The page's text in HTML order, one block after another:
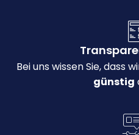
Bei uns wissen Sie, dass
günstig